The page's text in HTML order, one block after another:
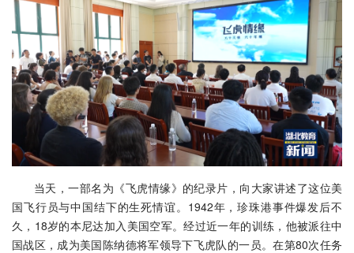
当天，一部名为《飞虎情缘》的纪录片，向大家讲述了这位美
国飞行员与中国结下的生死情谊。1942年，珍珠港事件爆发后不
久，18岁的本尼达加入美国空军。经过近一年的训练，他被派往中
国战区，成为美国陈纳德将军领导下飞虎队的一员。在第80次任务